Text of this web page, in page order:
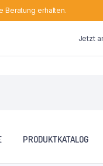
Beratung erhalten.
Jetzt
PRODUKTKATALOG